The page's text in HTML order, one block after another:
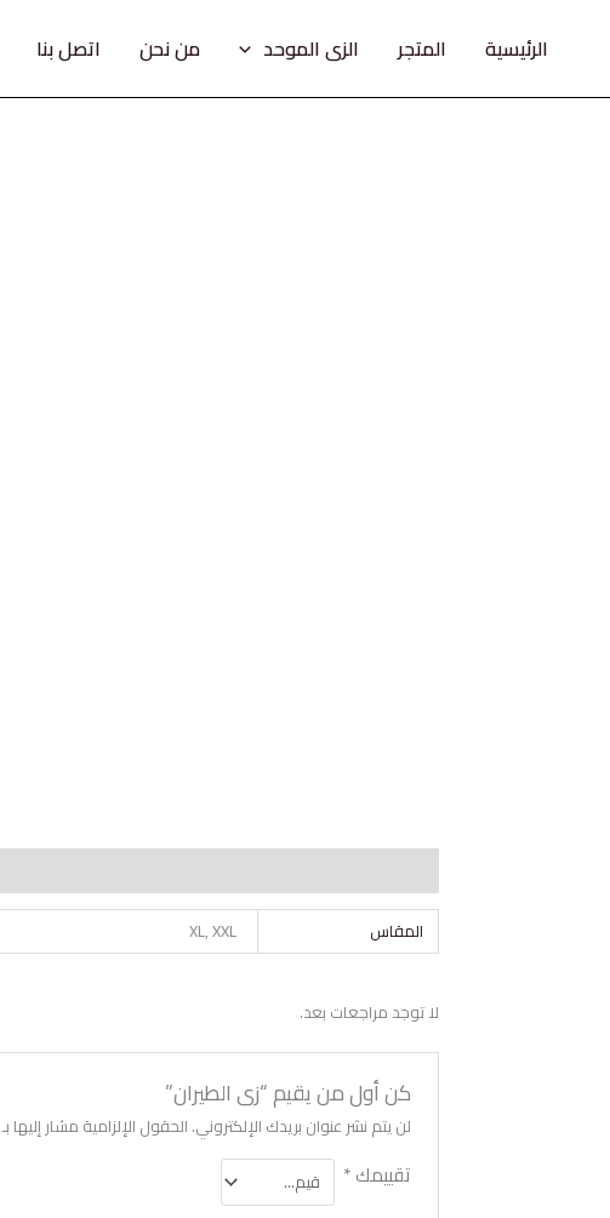
الرئيسية المتجر الزى الموحد من نحن اتصل بنا
المقاس XL, XXL
لا توجد مراجعات بعد.
كن أول من يقيم “زى الطيران”
لن يتم نشر عنوان بريدك الإلكتروني. الحقول الإلزامية مشار إليها بـ
تقييمك*